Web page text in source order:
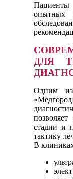
Пациенты
опытных
ДЛЯ
Одним из
стадии и
тактику
В